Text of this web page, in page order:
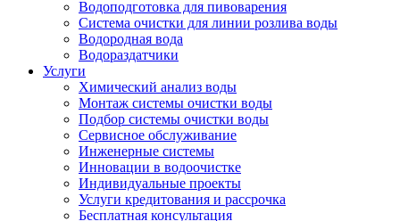
Водоподготовка для пивоварения
Система очистки для линии розлива воды
Водородная вода
Водораздатчики
Услуги
Химический анализ воды
Монтаж системы очистки воды
Подбор системы очистки воды
Сервисное обслуживание
Инженерные системы
Инновации в водоочистке
Индивидуальные проекты
Услуги кредитования и рассрочка
Бесплатная консультация